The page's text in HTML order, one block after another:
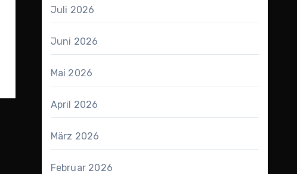
Juli 2026
Juni 2026
Mai 2026
April 2026
März 2026
Februar 2026